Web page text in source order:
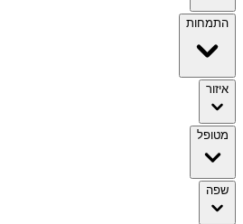
התמחות
איזור
מטופל
שפה